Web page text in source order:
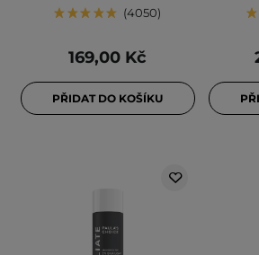
4050
169,00 Kč
PŘIDAT DO KOŠÍKU